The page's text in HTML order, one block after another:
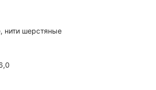
нити шерстяные